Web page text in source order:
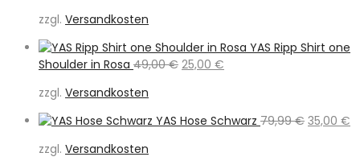
war:
89,99 €
ist:
49,00 €.
zzgl. Versandkosten
YAS Ripp Shirt one
Shoulder in Rosa 49,00€ Ursprünglicher
49,00 €
25,00 €
25,00 €.
zzgl. Versandkosten
YAS Hose Schwarz 79,99€ 35,00 €
zzgl. Versandkosten